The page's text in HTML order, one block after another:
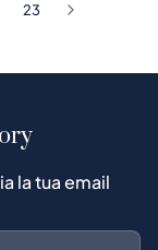
23
la tua email